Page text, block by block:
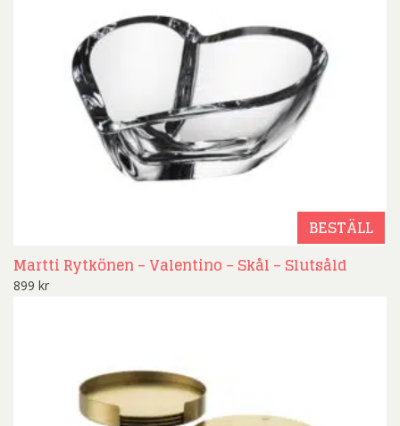
BESTÄLL
Martti Rytkönen – Valentino – Skål – Slutsåld
899 kr